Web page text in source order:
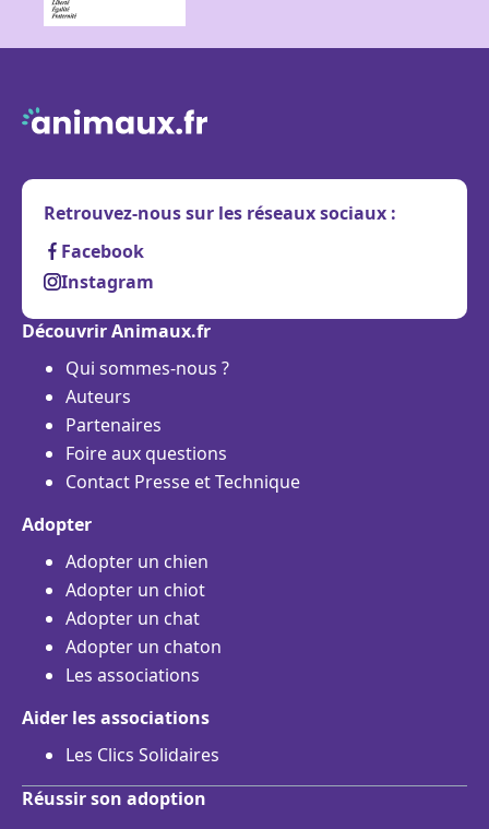
Retrouvez-nous sur les réseaux sociaux :
Facebook
Instagram
Découvrir Animaux.fr
Qui sommes-nous ?
Auteurs
Partenaires
Foire aux questions
Contact Presse et Technique
Adopter
Adopter un chien
Adopter un chiot
Adopter un chat
Adopter un chaton
Les associations
Aider les associations
Les Clics Solidaires
Réussir son adoption